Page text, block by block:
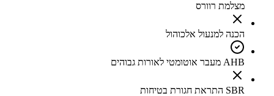
מצלמת רוורס
הכנה למנעול אלכוהול
AHB מעבר אוטומטי לאורות גבוהים
SBR התראת חגורת בטיחות